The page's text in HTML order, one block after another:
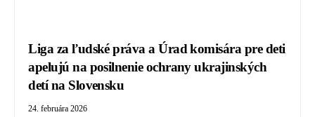
Liga za ľudské práva a Úrad komisára pre deti
apelujú na posilnenie ochrany ukrajinských
detí na Slovensku
24. februára 2026